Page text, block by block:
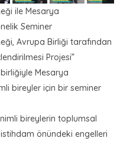
ile Mesarya
Seminer
Avrupa Birliği tarafından
Projesi”
Mesarya
bireyler için bir seminer
bireylerin toplumsal
istihdam önündeki engelleri